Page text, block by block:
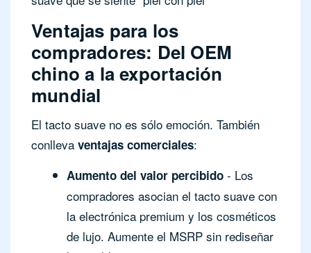
Ventajas para los
compradores: Del OEM
chino a la exportación
mundial
El tacto suave no es sólo emoción. También
conlleva ventajas comerciales:
Aumento del valor percibido - Los
compradores asocian el tacto suave con
la electrónica premium y los cosméticos
de lujo. Aumente el MSRP sin rediseñar